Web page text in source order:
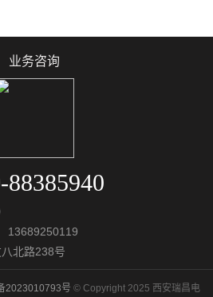
业务咨询
88385940
13689250119
北路238号
2023010793号 © Copyright 2025 西安瑞昌电